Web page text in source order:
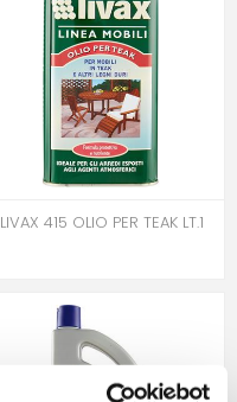
LIVAX 415 OLIO PER TEAK LT.1